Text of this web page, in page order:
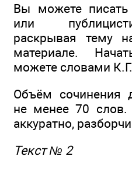
Вы можете
или
раскрывая тему
материале.
можете словами
Объём сочинения
не менее 70 слов.
аккуратно,
Текст № 2